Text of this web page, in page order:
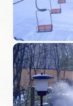
体験予約
岐阜県ア
岐阜県ま
岐阜県観